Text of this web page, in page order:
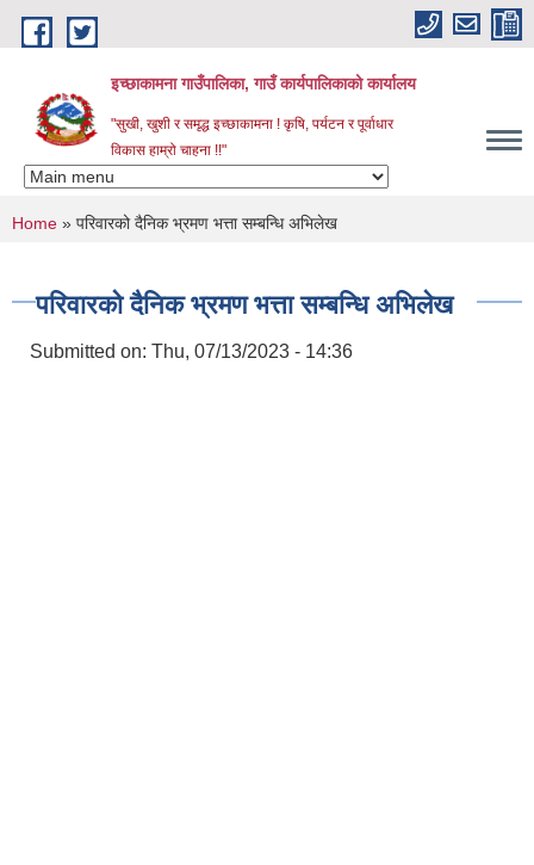
Skip to main content
इच्छाकामना गाउँपालिका, गाउँ कार्यपालिकाको कार्यालय
"सुखी, खुशी र समृद्ध इच्छाकामना ! कृषि, पर्यटन र पूर्वाधार
विकास हाम्रो चाहना !!"
You are here
Home » परिवारको दैनिक भ्रमण भत्ता सम्बन्धि अभिलेख
परिवारको दैनिक भ्रमण भत्ता सम्बन्धि अभिलेख
Submitted on: Thu, 07/13/2023 - 14:36